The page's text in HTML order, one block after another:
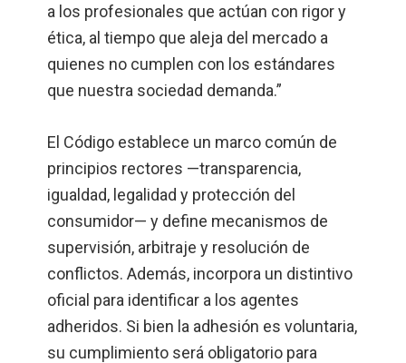
a los profesionales que actúan con rigor y
ética, al tiempo que aleja del mercado a
quienes no cumplen con los estándares
que nuestra sociedad demanda.”
El Código establece un marco común de
principios rectores —transparencia,
igualdad, legalidad y protección del
consumidor— y define mecanismos de
supervisión, arbitraje y resolución de
conflictos. Además, incorpora un distintivo
oficial para identificar a los agentes
adheridos. Si bien la adhesión es voluntaria,
su cumplimiento será obligatorio para